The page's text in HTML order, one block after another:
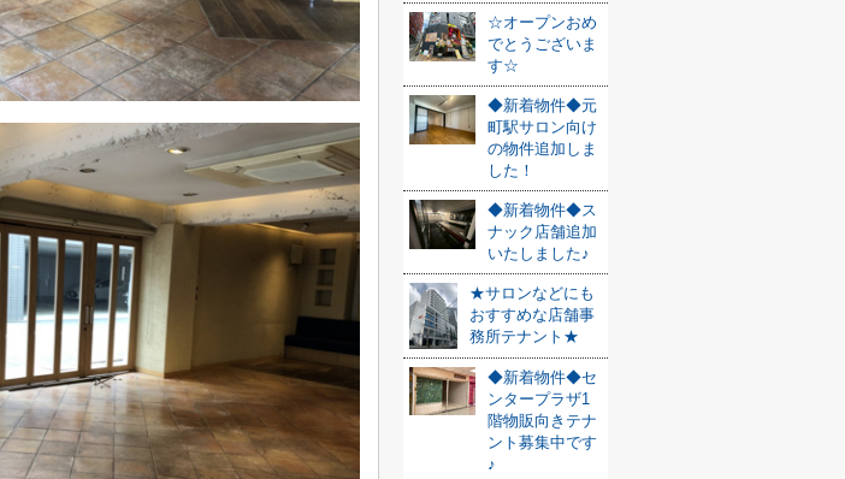
☆オープンおめ
でとうございま
す☆
◆新着物件◆元
町駅サロン向け
の物件追加しま
した！
◆新着物件◆ス
ナック店舗追加
いたしました♪
★サロンなどにも
おすすめな店舗事
務所テナント★
◆新着物件◆セ
ンタープラザ1
階物販向きテナ
ント募集中です
♪